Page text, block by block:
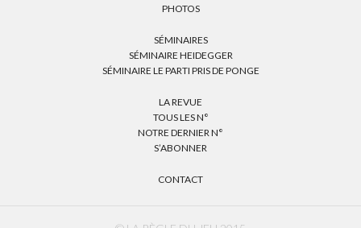
PHOTOS
SÉMINAIRES
SÉMINAIRE HEIDEGGER
SÉMINAIRE LE PARTI PRIS DE PONGE
LA REVUE
TOUS LES N°
NOTRE DERNIER N°
S’ABONNER
CONTACT